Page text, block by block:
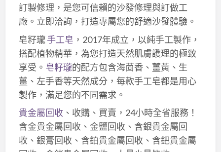
訂製修理，是您可信賴的沙發修理與訂做工
廠。立即洽詢，打造專屬您的舒適沙發體驗。
皂籽瓏手工皂 ，2017年成立，以純手工製作，
搭配植物精華，為您打造天然肌膚護理的極致
享受。 皂籽瓏的配方包含海茴香、薑黃、生
薑、左手香等天然成分，每款手工皂都是用心
製作，滿足您的不同需求。
貴金屬回收、收購、買賣，24小時全省服務！
含金貴金屬回收、金鹽回收、含銀貴金屬回
收、銀膏回收、含鉑貴金屬回收、含鈀貴金屬